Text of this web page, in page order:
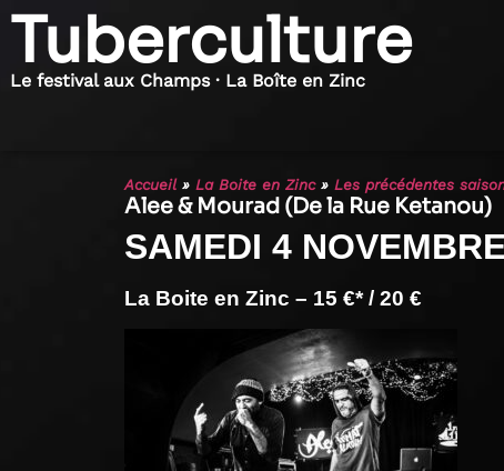
Tuberculture
Le festival aux Champs · La Boîte en Zinc
Accueil» La Boite en Zinc» Les précédentes
Alee & Mourad (De la Rue Ketanou)
SAMEDI 4
La Boite en Zinc – 15 €* / 20 €